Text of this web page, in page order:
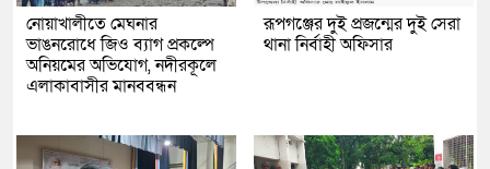
নোয়াখালীতে মেঘনার
ভাঙনরোধে জিও ব্যাগ প্রকল্পে
অনিয়মের অভিযোগ, নদীরকূলে
এলাকাবাসীর মানববন্ধন
রূপগঞ্জের দুই প্রজন্মের দুই সেরা
থানা নির্বাহী অফিসার